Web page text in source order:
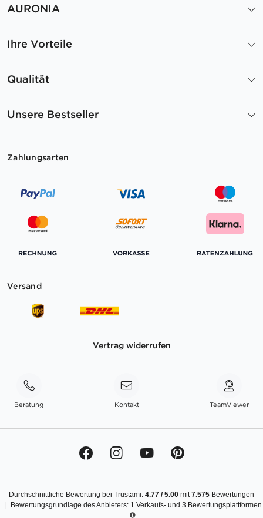
AURONIA
Ihre Vorteile
Qualität
Unsere Bestseller
Zahlungsarten
Versand
Vertrag widerrufen
Beratung Kontakt TeamViewer
Durchschnittliche Bewertung bei Trustami: 4.77 /5.00 mit7.575 Bewertungen
Bewertungsgrundlage des Anbieters: 1 Verkaufs- und 3 Bewertungsplattformen